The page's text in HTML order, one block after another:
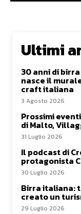
Ultimi
30 anni di
nasce il
craft italiana
3 Agosto 2026
Prossimi
di Malto,
31 Luglio 2026
Il podcast di
protagonista
30 Luglio 2026
Birra italiana:
creato un
29 Luglio 2026